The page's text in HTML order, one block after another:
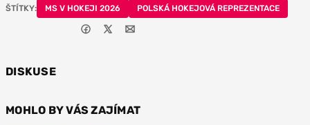
ŠTÍTKY: MS V HOKEJI 2026 POLSKÁ HOKEJOVÁ REPREZENTACE
DISKUSE
MOHLO BY VÁS ZAJÍMAT